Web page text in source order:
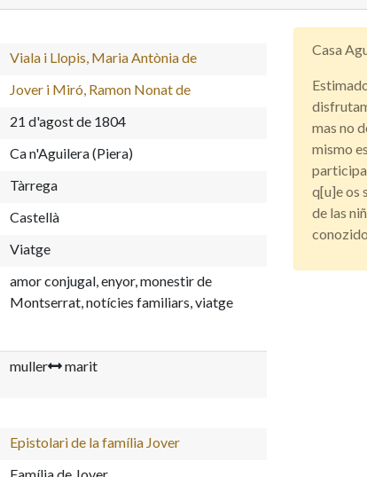
Viala i Llopis, Maria Antònia de
Jover i Miró, Ramon Nonat de
21 d'agost de 1804
Ca n'Aguilera (Piera)
Tàrrega
Castellà
Viatge
amor conjugal, enyor, monestir de
Montserrat, notícies familiars, viatge
muller marit
Epistolari de la família Jover
Família de Jover
Casa
mas no
mismo
q[u]e os
de las